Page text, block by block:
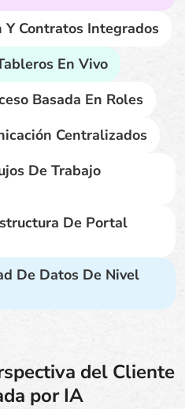
Y Contratos Integrados
En Vivo
Basada En Roles
Centralizados
De Trabajo
De Portal
De Datos De Nivel
del Cliente
por IA